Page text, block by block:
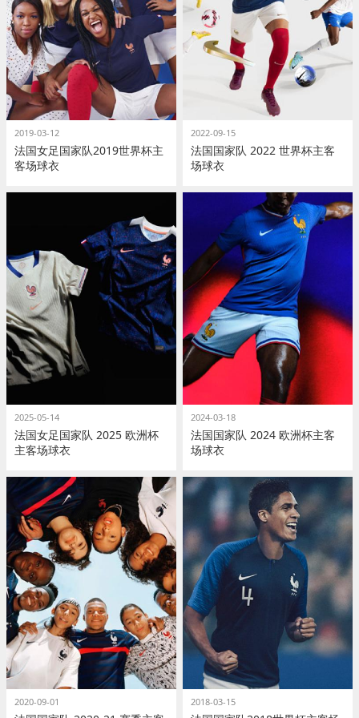
2019-03-12
法国女足国家队2019世界杯主
客场球衣
2022-09-15
法国国家队 2022 世界杯主客
场球衣
2025-05-14
法国女足国家队 2025 欧洲杯
主客场球衣
2024-03-18
法国国家队 2024 欧洲杯主客
场球衣
2020-09-01 2018-03-15